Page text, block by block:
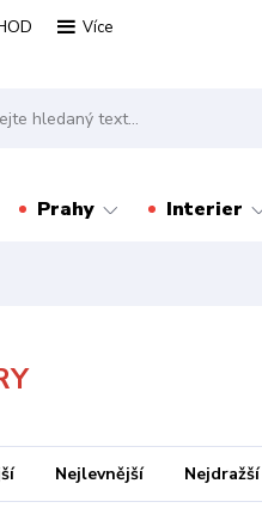
Více
Prahy Interier
Nejlevnější Nejdražší